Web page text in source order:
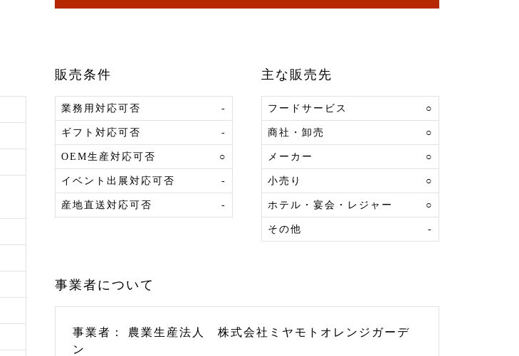
販売条件
業務用対応可否 -
ギフト対応可否 -
OEM生産対応可否 ○
イベント出展対応可否 -
産地直送対応可否 -
主な販売先
フードサービス ○
商社・卸売 ○
メーカー ○
小売り ○
ホテル・宴会・レジャー ○
その他 -
事業者について
事業者： 農業生産法人 株式会社ミヤモトオレンジガーデ
ン